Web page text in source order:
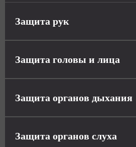
Защита рук
Защита головы и лица
Защита органов дыхания
Защита органов слуха